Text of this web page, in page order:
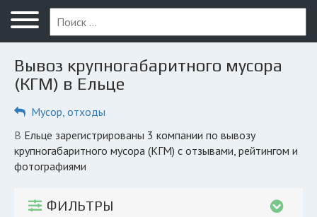
Меню
Главная
Вопрос юристу
Компании
КОМПАНИЯМ
Вывоз крупногабаритного мусора
(КГМ) в Ельце
Мусор, отходы
в Ельце зарегистрированы 3 компании по вывозу
крупногабаритного мусора (КГМ) с отзывами, рейтингом и
фотографиями
ФИЛЬТРЫ